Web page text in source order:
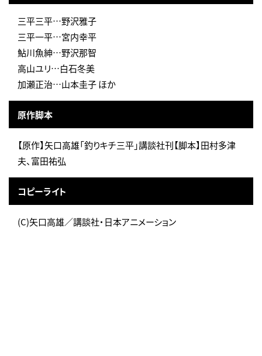
三平三平…野沢雅子
三平一平…宮内幸平
鮎川魚紳…野沢那智
高山ユリ…白石冬美
加瀬正治…山本圭子 ほか
原作脚本
【原作】矢口高雄「釣りキチ三平」講談社刊【脚本】田村多津
夫、富田祐弘
コピーライト
(C)矢口高雄／講談社・日本アニメーション